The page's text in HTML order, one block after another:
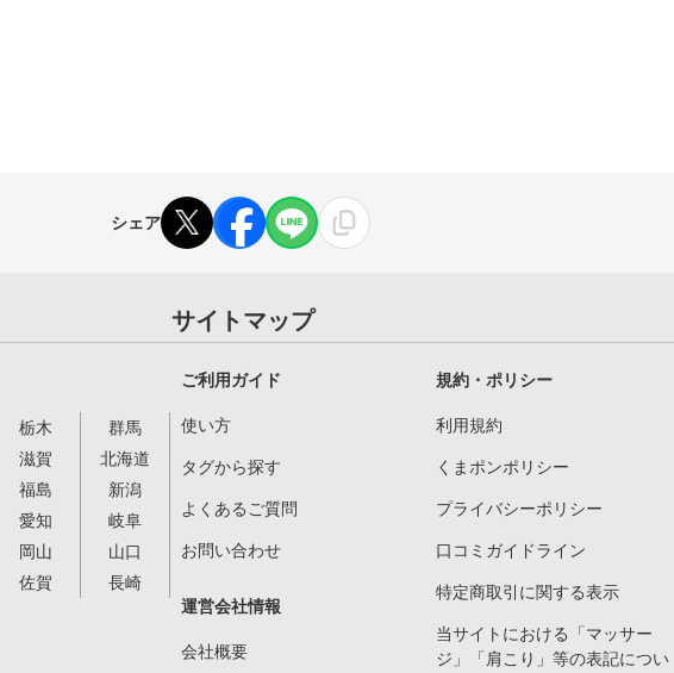
シェア
栃木
群馬
滋賀
北海道
福島
新潟
愛知
岐阜
岡山
山口
佐賀
長崎
サイトマップ
ご利用ガイド
使い方
タグから探す
よくあるご質問
お問い合わせ
運営会社情報
会社概要
規約・ポリシー
利用規約
くまポンポリシー
プライバシーポリシー
口コミガイドライン
特定商取引に関する表示
当サイトにおける「マッサー
ジ」「肩こり」等の表記につい